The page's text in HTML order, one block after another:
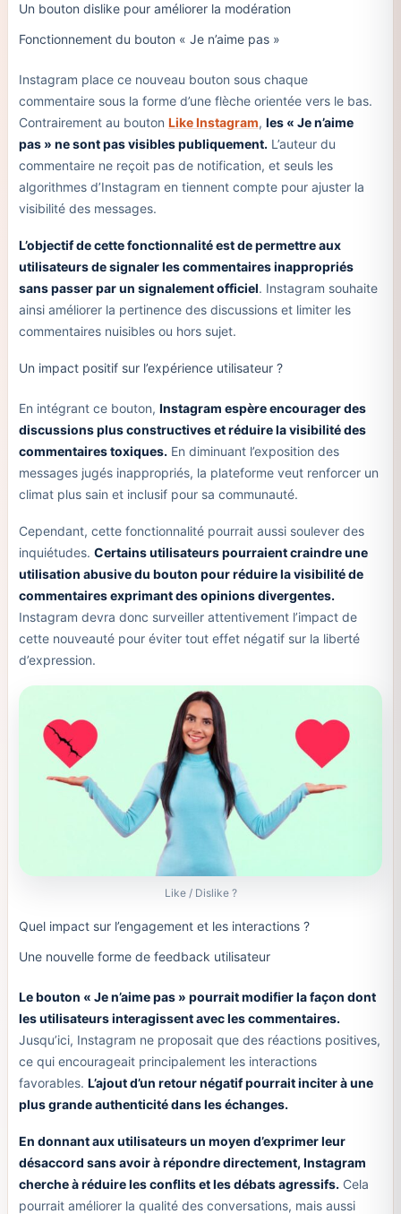
Un bouton dislike pour améliorer la modération
Fonctionnement du bouton « Je n’aime pas »
Instagram place ce nouveau bouton sous chaque
commentaire sous la forme d’une flèche orientée vers le bas.
Contrairement au bouton Like Instagram, les « Je n’aime
pas » ne sont pas visibles publiquement. L’auteur du
commentaire ne reçoit pas de notification, et seuls les
algorithmes d’Instagram en tiennent compte pour ajuster la
visibilité des messages.
L’objectif de cette fonctionnalité est de permettre aux
utilisateurs de signaler les commentaires inappropriés
sans passer par un signalement officiel. Instagram souhaite
ainsi améliorer la pertinence des discussions et limiter les
commentaires nuisibles ou hors sujet.
Un impact positif sur l’expérience utilisateur ?
En intégrant ce bouton, Instagram espère encourager des
discussions plus constructives et réduire la visibilité des
commentaires toxiques. En diminuant l’exposition des
messages jugés inappropriés, la plateforme veut renforcer un
climat plus sain et inclusif pour sa communauté.
Cependant, cette fonctionnalité pourrait aussi soulever des
inquiétudes. Certains utilisateurs pourraient craindre une
utilisation abusive du bouton pour réduire la visibilité de
commentaires exprimant des opinions divergentes.
Instagram devra donc surveiller attentivement l’impact de
cette nouveauté pour éviter tout effet négatif sur la liberté
d’expression.
Like / Dislike ?
Quel impact sur l’engagement et les interactions ?
Une nouvelle forme de feedback utilisateur
Le bouton « Je n’aime pas » pourrait modifier la façon dont
les utilisateurs interagissent avec les commentaires.
Jusqu’ici, Instagram ne proposait que des réactions positives,
ce qui encourageait principalement les interactions
favorables. L’ajout d’un retour négatif pourrait inciter à une
plus grande authenticité dans les échanges.
En donnant aux utilisateurs un moyen d’exprimer leur
désaccord sans avoir à répondre directement, Instagram
cherche à réduire les conflits et les débats agressifs. Cela
pourrait améliorer la qualité des conversations, mais aussi